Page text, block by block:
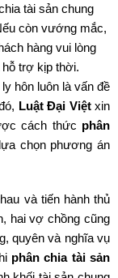
tài sản chung
còn vướng mắc,
hàng vui lòng
trợ kịp thời.
hôn luôn là vấn đề
Luật Đại Việtxin
cách thức phân
chọn phương án
và tiến hành thủ
hai vợ chồng cũng
quyên và nghĩa vụ
phân chia tài sản